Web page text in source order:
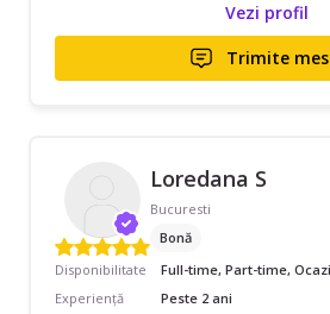
Vezi profil
Trimite
Loredana S
Bucuresti
Bonă
Disponibilitate
Full-time, Part-time,
Experiență
Peste 2 ani